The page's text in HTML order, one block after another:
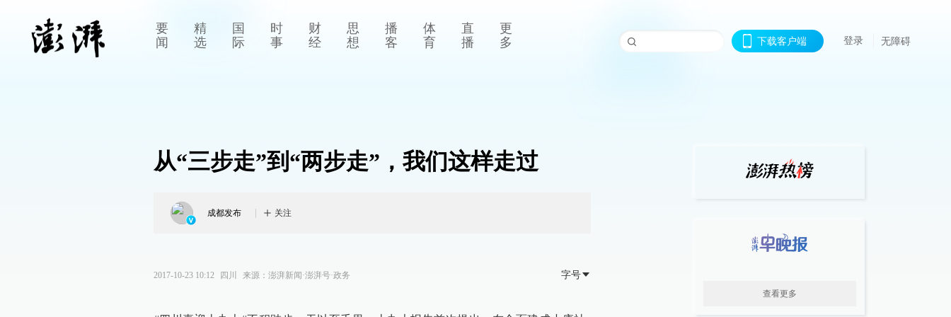
要
闻
精
选
国
际
时
事
财
经
思
想
播
客
体
育
直
播
更
多
下载客户端 登录 无障碍
从“三步走”到“两步走”，我们这样走过
成都发布 关注
2017-10-23 10:12 四川 来源： 澎湃新闻·澎湃号·政务 字号
查看更多